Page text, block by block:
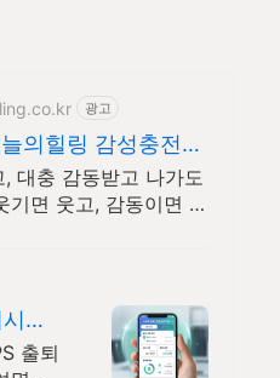
광고
의힐링 감성충전
대충 감동받고 나가도
기면 웃고, 감동이면 울
스
출퇴